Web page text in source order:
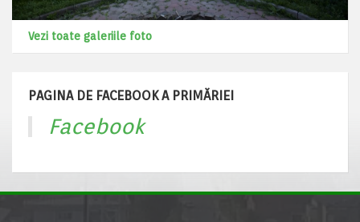
Vezi toate galeriile foto
PAGINA DE FACEBOOK A PRIMĂRIEI
Facebook